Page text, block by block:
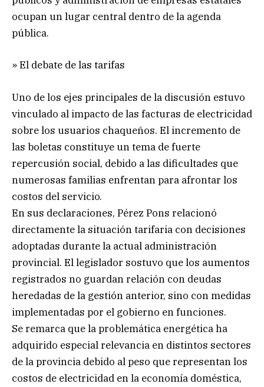
ocupan un lugar central dentro de la agenda
pública.
» El debate de las tarifas
Uno de los ejes principales de la discusión estuvo
vinculado al impacto de las facturas de electricidad
sobre los usuarios chaqueños. El incremento de
las boletas constituye un tema de fuerte
repercusión social, debido a las dificultades que
numerosas familias enfrentan para afrontar los
costos del servicio.
En sus declaraciones, Pérez Pons relacionó
directamente la situación tarifaria con decisiones
adoptadas durante la actual administración
provincial. El legislador sostuvo que los aumentos
registrados no guardan relación con deudas
heredadas de la gestión anterior, sino con medidas
implementadas por el gobierno en funciones.
Se remarca que la problemática energética ha
adquirido especial relevancia en distintos sectores
de la provincia debido al peso que representan los
costos de electricidad en la economía doméstica,